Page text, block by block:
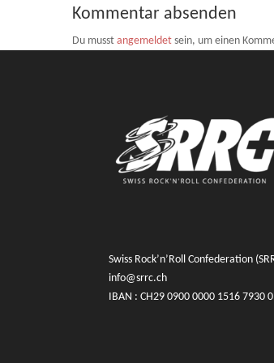
Kommentar absenden
Du musst angemeldet sein, um einen
Swiss Rock’n’Roll Confederation
info@srrc.ch
IBAN : CH29 0900 0000 1516 7930 0